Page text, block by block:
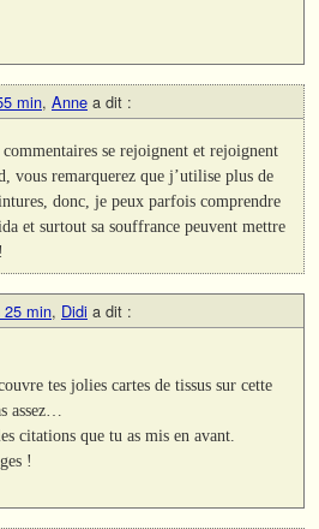
min, Anne a dit :
se rejoignent et rejoignent
remarquerez que j’utilise plus de
donc, je peux parfois comprendre
et surtout sa souffrance peuvent mettre
25 min, Didi a dit :
tes jolies cartes de tissus sur cette
assez…
citations que tu as mis en avant.
!